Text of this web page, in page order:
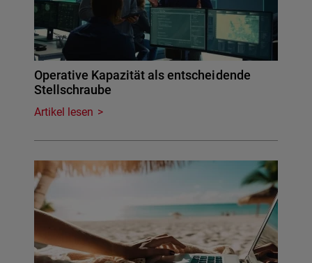
Operative Kapazität als entscheidende
Stellschraube
Artikel lesen